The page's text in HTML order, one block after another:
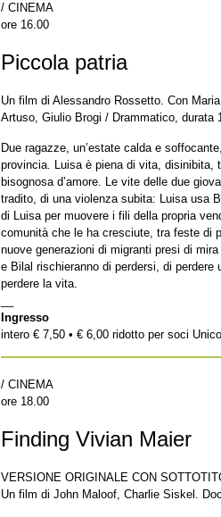
/ CINEMA
ore 16.00
Piccola patria
Un film di Alessandro Rossetto. Con
Artuso, Giulio Brogi / Drammatico, durata
Due ragazze, un’estate calda e
provincia. Luisa è piena di vita, disinibita,
bisognosa d’amore. Le vite delle due
tradito, di una violenza subita: Luisa usa
di Luisa per muovere i fili della propria
comunità che le ha cresciute, tra feste di
nuove generazioni di migranti presi di
e Bilal rischieranno di perdersi, di
perdere la vita.
Ingresso
intero € 7,50 • € 6,00 ridotto per soci
/ CINEMA
ore 18.00
Finding Vivian Maier
VERSIONE ORIGINALE CON
Un film di John Maloof, Charlie Siskel.